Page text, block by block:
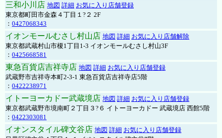
三和小川店 地図 詳細 お気に入り店舗登録
東京都町田市金森４丁目１?２ 2F
： 0427068343
イオンモールむさし村山店 地図 詳細 お気に入り店舗解除
東京都武蔵村山市榎1丁目1-3 イオンモールむさし村山3F
： 0425668581
東急百貨店吉祥寺店 地図 詳細 お気に入り店舗登録
武蔵野市吉祥寺本町2-3-1 東急百貨店吉祥寺店5階
： 0422238971
イトーヨーカドー武蔵境店 地図 詳細 お気に入り店舗登録
東京都武蔵野市境南町２丁目３?６ イトーヨーカドー 武蔵境店 西館5階
： 0422303081
イオンスタイル碑文谷店 地図 詳細 お気に入り店舗登録